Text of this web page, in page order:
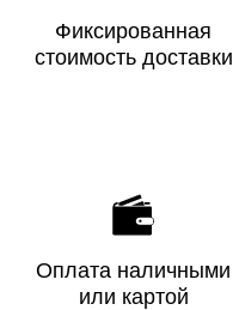
Фиксированная
стоимость доставки
Оплата наличными
или картой